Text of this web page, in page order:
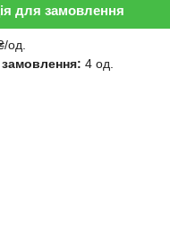
для замовлення
од.
замовлення: 4 од.